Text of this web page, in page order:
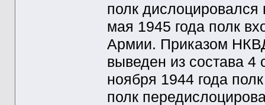
полк
мая 1945 года полк
Армии. Приказом
выведен из состава
ноября 1944 года
полк